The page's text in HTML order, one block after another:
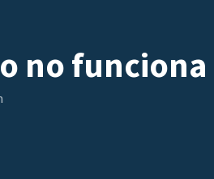
no funciona